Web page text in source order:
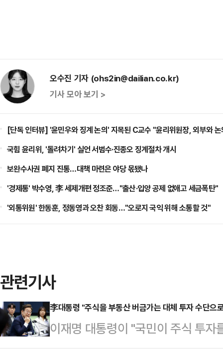
오수진 기자 (ohs2in@dailian.co.kr)
기사 모아 보기 >
[단독 인터뷰] '윤민우와 징계 논의' 지목된 C교수 "윤리위원장, 외부와
국힘 윤리위, '돌려차기' 실언 서범수·진종오 징계절차 개시
보완수사권 폐지 진통…대책 마련은 야당 몫됐나
'경제통' 박수영, 李 세제개편 정조준…"출산·입양 공제 없애고 세금폭탄"
'외통위원' 한동훈, 정동영과 오찬 회동…"오로지 국익 위해 소통할 것"
관련기사
李대통령 "주식을 부동산 버금가는 대체 투자 수단으
이재명 대통령이 "국민이 주식 투
있게, 부동산에 버금가는 대체 투자